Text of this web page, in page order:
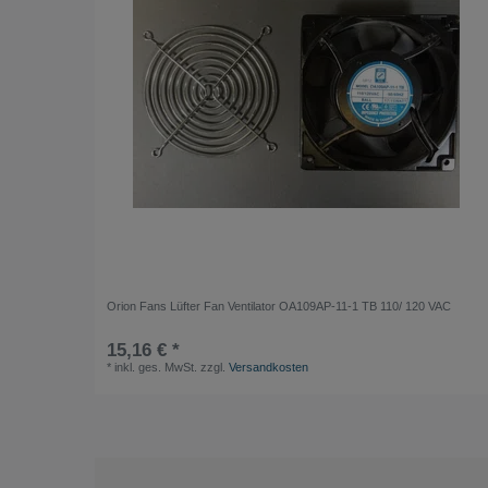
Orion Fans Lüfter Fan Ventilator OA109AP-11-1 TB 110/ 120 VAC
15,16 € *
* inkl. ges. MwSt. zzgl.Versandkosten